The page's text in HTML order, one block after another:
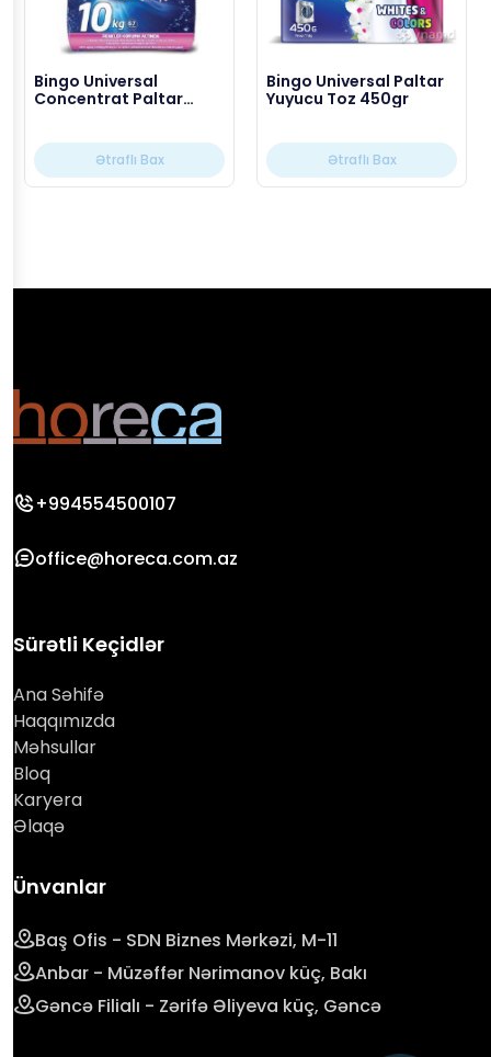
Bingo Universal
Concentrat Paltar
Ətraflı Bax
Bingo Universal Paltar
Yuyucu Toz 450gr
Ətraflı Bax
+994554500107
office@horeca.com.az
Sürətli Keçidlər
Ana Səhifə
Haqqımızda
Məhsullar
Bloq
Karyera
Əlaqə
Ünvanlar
Baş Ofis - SDN Biznes Mərkəzi, M-11
Anbar - Müzəffər Nərimanov küç, Bakı
Gəncə Filialı - Zərifə Əliyeva küç, Gəncə